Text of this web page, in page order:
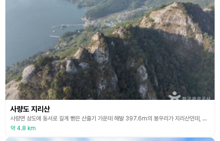
사량도 지리산
사량면 상도에 동서로 길게 뻗은 산줄기 가운데 해발 397.6m의 봉우리가 지리산인데, 이곳은 지리산이 바라보이는 산이라는 뜻에서 [지이망산]이라고도 불렀으나 지금은 지리산으로 굳어버렸다. 오랜 세월동안 비바람에 깍인 바위산이라 당당한 위용을 뽐내고 있으며, 바위능선을 싸고 있는 숲과 기암괴석들이 조화를 이뤄 신비로운 세계를 연출하고 있어 산행의 즐거움을 더해 주는 산이다. 2002년 10월 16일 산림청이 산의 날 지정을 기념하기 위하여 한국의 100
약 4.8 km